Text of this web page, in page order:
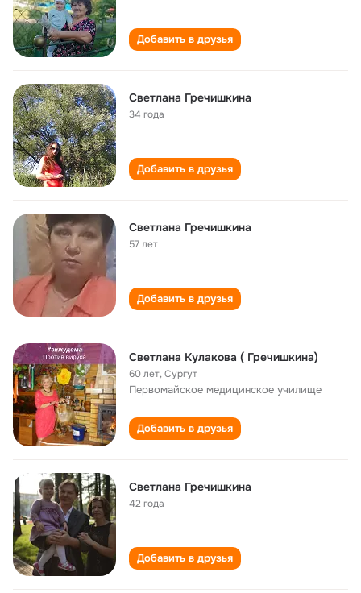
Добавить в друзья
Светлана Гречишкина
34 года
Добавить в друзья
Светлана Гречишкина
57 лет
Добавить в друзья
Светлана Кулакова ( Гречишкина)
60 лет,Сургут
Первомайское медицинское училище
Добавить в друзья
Светлана Гречишкина
42 года
Добавить в друзья